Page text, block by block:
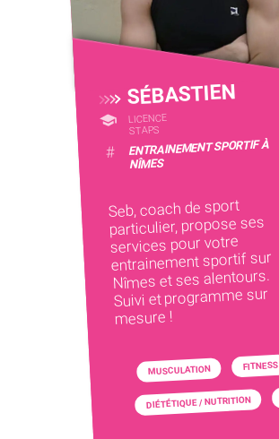
SÉBASTIEN
LICENCE
STAPS
# ENTRAINEMENT SPORTIF À
NÎMES
Seb, coach de sport
particulier, propose ses
services pour votre
entrainement sportif sur
Nîmes et ses alentours.
Suivi et programme sur
mesure !
MUSCULATION FITNESS
DIÉTÉTIQUE / NUTRITION